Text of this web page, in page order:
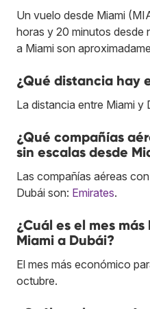
Un vuelo desde Miami
horas y 20 minutos desde
a Miami son
¿Qué distancia hay
La distancia entre Miami y
¿Qué compañías
sin escalas desde
Las compañías aéreas
Dubái son: Emirates.
¿Cuál es el mes
Miami a Dubái?
El mes más económico
octubre.